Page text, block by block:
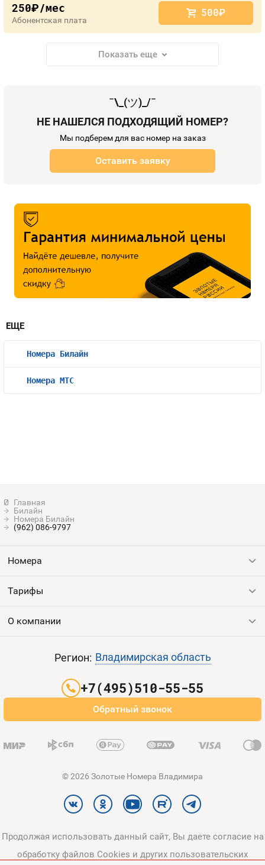
Билайн
Номера Билайн
(962) 086-9797
250руб./мес
Абонентская плата
500руб.
Показать еще
¯\_(ツ)_/¯
НЕ НАШЕЛСЯ ПОДХОДЯЩИЙ НОМЕР?
Мы подберем для вас номер на заказ
Оставить заявку
ЕЩЕ
Номера Билайн
Номера МТС
Номера
Все номера
Тарифы
Выгодные тарифы
О компании
Оплата и доставка
Регион: Владимирская область
+7(495)510-55-55
Обратный звонок
© 2026 Золотые Номера Владимира
Продолжая использовать данный сайт, Вы даете согласие на
обработку файлов Cookies и других пользовательских